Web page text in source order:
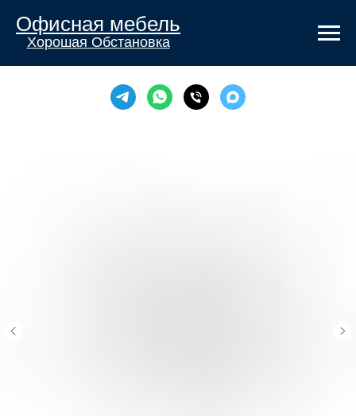
Офисная мебель
Хорошая Обстановка